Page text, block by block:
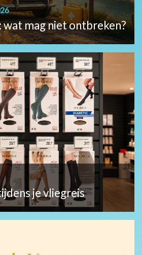
wat mag niet ontbreken?
je vliegreis